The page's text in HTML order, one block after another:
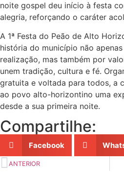
noite gospel deu início à festa
alegria, reforçando o caráter
A 1ª Festa do Peão de Alto
história do município não
realização, mas também por
unem tradição, cultura e fé.
gratuita e voltada para todos, a
ao povo alto-horizontino uma
desde a sua primeira noite.
Compartilhe:
Facebook
ANTERIOR